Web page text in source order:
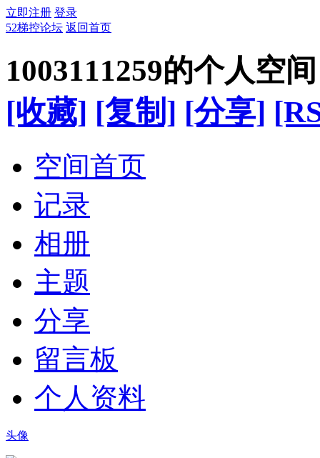
立即注册 登录
52梯控论坛 返回首页
1003111259的个人空间
[收藏] [复制] [分享]
空间首页
记录
相册
主题
分享
留言板
个人资料
头像